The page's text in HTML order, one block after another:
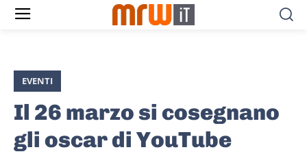
EVENTI
Il 26 marzo si cosegnano
gli oscar di YouTube